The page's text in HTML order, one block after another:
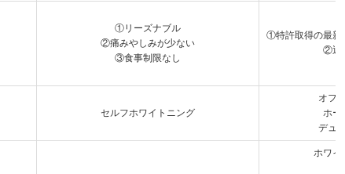
①リーズナブル
②痛みやしみが少ない
③食事制限なし
①特許取得の最新
②返
セルフホワイトニング
オフ
ホー
デュ
ホワイ